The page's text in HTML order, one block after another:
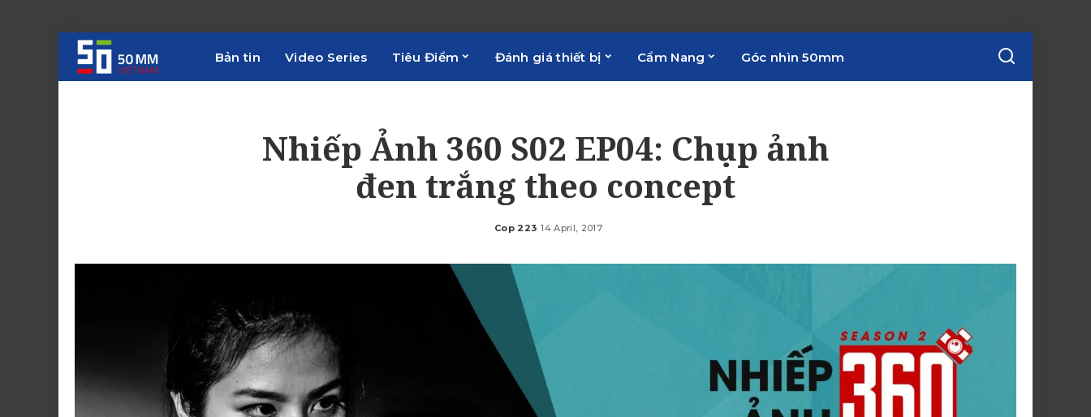
Bản tin Video Series Tiêu Điểm Đánh giá thiết bị Cẩm Nang Góc nhìn 50mm
Nhiếp Ảnh 360 S02 EP04: Chụp ảnh
đen trắng theo concept
Posted
Cop 223 14 April, 2017